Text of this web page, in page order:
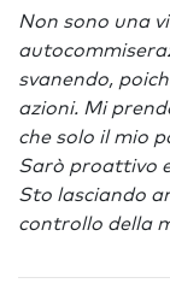
Non sono una
svanendo,
azioni. Mi
che solo il mio
Sarò proattivo
Sto lasciando
controllo della